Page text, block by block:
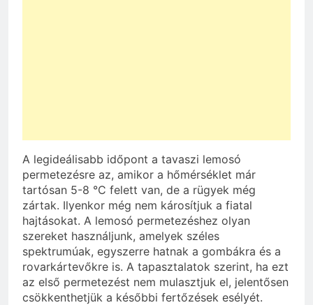
A legideálisabb időpont a tavaszi lemosó
permetezésre az, amikor a hőmérséklet már
tartósan 5-8 °C felett van, de a rügyek még
zártak. Ilyenkor még nem károsítjuk a fiatal
hajtásokat. A lemosó permetezéshez olyan
szereket használjunk, amelyek széles
spektrumúak, egyszerre hatnak a gombákra és a
rovarkártevőkre is. A tapasztalatok szerint, ha ezt
az első permetezést nem mulasztjuk el, jelentősen
csökkenthetjük a későbbi fertőzések esélyét.